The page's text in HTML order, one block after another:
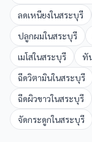
ลดเหนียงในสระบุรี
ปลูกผมในสระบุรี
เมโสในสระบุรี ทั
ฉีดวิตามินในสระบุรี
ฉีดผิวขาวในสระบุรี
จัดกระดูกในสระบุรี